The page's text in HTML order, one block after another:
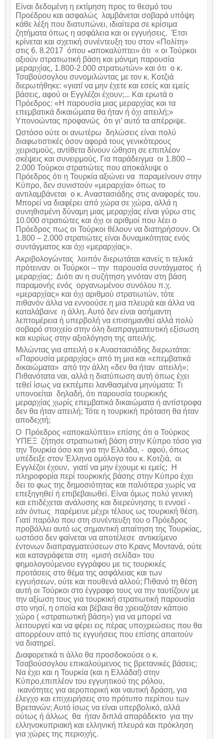
Είναι δεδομένη η εκτίμηση προς το θεσμό του
Προέδρου και ασφαλώς λαμβάνεται σοβαρά υπόψη
κάθε λέξη που διατυπώνει, ιδιαίτερα σε κρίσιμα
ζητήματα όπως η ασφάλεια και οι εγγυήσεις. Έτσι
κρίνεται και σχετική συνέντευξη του στον «Πολίτη»
στις 6. 8.2017 όπου «αποκαλύπτει» ότι « οι Τούρκοι
αξιούν στρατιωτική βάση και μόνιμη παρουσία
μεραρχίας, 1.800-2.000 στρατιωτών» και ότι ο κ.
Τσαβούσογλου συνομιλώντας με τον κ. Κοτζιά
διερωτήθηκε: «γιατί να μην έχετε και εσείς και εμείς
βάσεις, αφού οι Εγγλέζοι έχουν;... Και ερωτά ο
Πρόεδρος: «Η παρουσία μιας μεραρχίας και τα
επεμβατικά δικαιώματα θα ήταν ή όχι απειλή;»
Υπονοώντας προφανώς ότι γι’ αυτό τα απέρριψε.
Ωστόσο ούτε οι ανωτέρω δηλώσεις είναι πολύ
διαφωτιστικές όσον αφορά τους γενικότερους
χειρισμούς, αντίθετα δίνουν ώθηση σε επιπλέον
σκέψεις και συνειρμούς. Για παράδειγμα οι 1.800 –
2.000 Τούρκοι στρατιώτες που αποκάλυψε ο
Πρόεδρος ότι η Τουρκία αξιώνει να παραμείνουν στην
Κύπρο, δεν συνιστούν «μεραρχία» όπως το
αντιλαμβάνεται ο κ. Αναστασιάδης στις αναφορές του.
Μπορεί να διαφέρει από χώρα σε χώρα, αλλά η
συνηθισμένη δύναμη μιας μεραρχίας είναι γύρω στις
10.000 στρατιώτες και όχι οι αριθμοί που λέει ο
Πρόεδρος πως οι Τούρκοι θέλουν να διατηρήσουν. Οι
1.800 – 2.000 στρατιώτες είναι δυναμικότητας ενός
συντάγματος και όχι «μεραρχίας».
Ακριβολογώντας λοιπόν διερωτάται κανείς τι τελικά
πρότειναν οι Τούρκοι – την παρουσία συντάγματος ή
μεραρχίας; Διότι αν η συζήτηση γινόταν στη βάση
παραμονής ενός οργανωμένου συνόλου π.χ.
«μεραρχίας» και όχι αριθμού στρατιωτών, τότε
πιθανόν άλλα να εννοούσε η μια πλευρά και άλλα να
καταλάβαινε η άλλη. Αυτό δεν είναι ασήμαντη
λεπτομέρεια ή υπερβολή να επισημανθεί αλλά πολύ
σοβαρό στοιχείο στην όλη διαπραγματευτική εξίσωση
και κυρίως στην αξιολόγηση της απειλής.
Μιλώντας για απειλή ο κ Αναστασιάδης διερωτάται:
«Παρουσία μεραρχίας» από τη μια και «επεμβατικά
δικαιώματα» από την άλλη «δεν θα ήταν απειλή»;
Πιθανότατα ναι, αλλά η διατύπωση αυτή όπως έχει
τεθεί ίσως να εκπέμπει λανθασμένα μηνύματα: Τι
υπονοείται δηλαδή, ότι παρουσία τουρκικής
μεραρχίας χωρίς επεμβατικά δικαιώματα ή αντίστροφα
δεν θα ήταν απειλή; Τότε η τουρκική πρόταση θα ήταν
αποδεχτή;
Ο Πρόεδρος «αποκαλύπτει» επίσης ότι ο Τούρκος
ΥΠΕΞ ζήτησε στρατιωτική βάση στην Κύπρο τόσο για
την Τουρκία όσο και για την Ελλάδα, - αφού, όπως
υπέδειξε στον Έλληνα ομόλογο του κ. Κοτζιά, οι
Εγγλέζοι έχουν, γιατί να μην έχουμε κι εμείς; Η
πληροφορία περί τουρκικής βάσης στην Κύπρο έχει
δει το φως της δημοσιότητας και παλιότερα χωρίς να
επεξηγηθεί ή επιβεβαιωθεί. Είναι όμως πολύ γενική
και επιδέχεται ανάλυσης και διερεύνησης τι εννοεί -
εάν όντως παρέμεινε μέχρι τέλους ως τουρκική θέση.
Γιατί παρόλο που στη συνέντευξη του ο Πρόεδρος
προβάλλει αυτό ως σημαντική απαίτηση της Τουρκίας,
ωστόσο δεν φαίνεται να αποτέλεσε αντικείμενο
έντονων διαπραγματεύσεων στο Κρανς Μοντανά, ούτε
και καταγράφεται στη «μισή σελίδα» του
φημολογούμενου εγγράφου με τις τουρκικές
προτάσεις στο θέμα της ασφάλειας και των
εγγυήσεων, ούτε και πουθενά αλλού; Πιθανό τη θέση
αυτή οι Τούρκοι στο έγγραφο τους να την ταυτίζουν με
την αξίωση τους για τουρκική στρατιωτική παρουσία
στο νησί, η οποία και βέβαια θα χρειαζόταν κάποιο
χώρο ( «στρατιωτική βάση») για να μπορεί να
λειτουργεί και να φέρει εις πέρας υποχρεώσεις που θα
απορρέουν από τις εγγυήσεις που επίσης απαιτούν
να διατηρεί.
Διαφορετικά τι άλλο θα προσδοκούσε ο κ.
Τσαβούσογλου επικαλούμενος τις βρετανικές βάσεις;
Να έχει και η Τουρκία (και η Ελλάδα!) στην
Κύπρο,επιπλέον του εγγυητικού της ρόλου,
ικανότητες για αεροπορική και ναυτική δράση, για
έλεγχο και επιχειρήσεις στο πρότυπο περίπου των
Βρετανών; Αυτό ίσως να είναι υπερβολικό, αλλά
ούτως ή άλλως θα ήταν διπλά απαράδεκτο για την
ελληνοκυπριακή και ελληνική πλευρά και πρόκληση
για χώρες της περιοχής.